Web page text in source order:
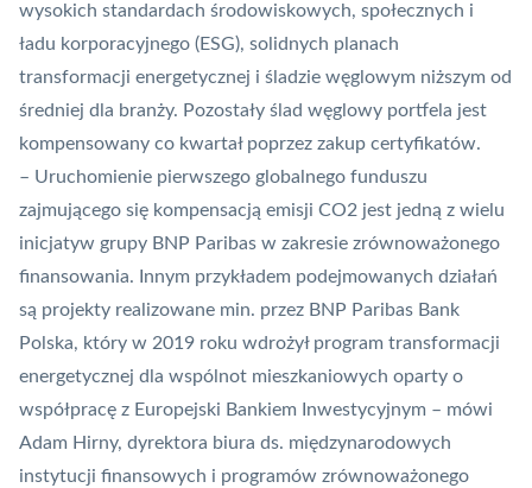
wysokich standardach środowiskowych, społecznych i
ładu korporacyjnego (ESG), solidnych planach
transformacji energetycznej i śladzie węglowym niższym od
średniej dla branży. Pozostały ślad węglowy portfela jest
kompensowany co kwartał poprzez zakup certyfikatów.
– Uruchomienie pierwszego globalnego funduszu
zajmującego się kompensacją emisji CO2 jest jedną z wielu
inicjatyw grupy BNP Paribas w zakresie zrównoważonego
finansowania. Innym przykładem podejmowanych działań
są projekty realizowane min. przez BNP Paribas Bank
Polska, który w 2019 roku wdrożył program transformacji
energetycznej dla wspólnot mieszkaniowych oparty o
współpracę z Europejski Bankiem Inwestycyjnym – mówi
Adam Hirny, dyrektora biura ds. międzynarodowych
instytucji finansowych i programów zrównoważonego